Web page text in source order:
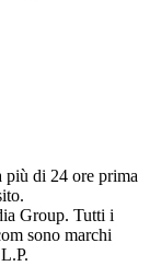
più di 24 ore prima
Group. Tutti i
sono marchi